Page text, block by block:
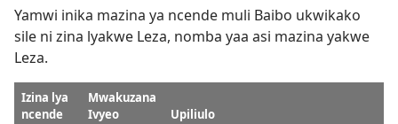
Yamwi inika mazina ya ncende muli Baibo ukwikako
sile ni zina lyakwe Leza, nomba yaa asi mazina yakwe
Leza.
Izina lya
ncende
Mwakuzana
Ivyeo
Upiliulo